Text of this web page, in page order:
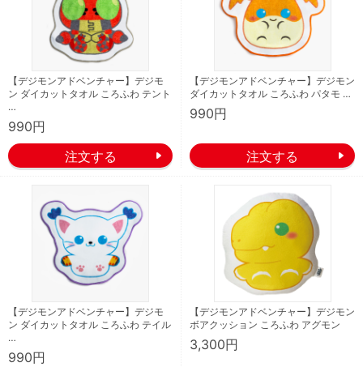
【デジモンアドベンチャー】デジモ
ン ダイカットタオル ころふわ テント
…
990円
【デジモンアドベンチャー】デジモン
ダイカットタオル ころふわ パタモ …
990円
【デジモンアドベンチャー】デジモ
ン ダイカットタオル ころふわ テイル
…
990円
【デジモンアドベンチャー】デジモン
ボアクッション ころふわ アグモン
3,300円